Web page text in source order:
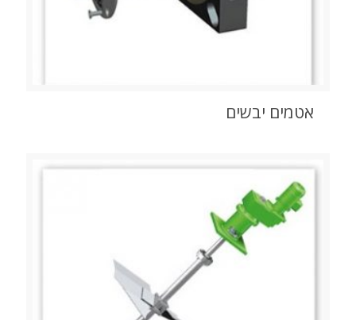
אטמים יבשים